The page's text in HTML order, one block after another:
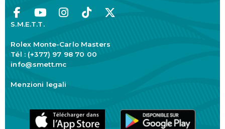
S.M.E.T.T.
Rolex Monte-Carlo Masters
Tél : (+377) 97 98 70 00
info@smett.mc
Menzioni legali